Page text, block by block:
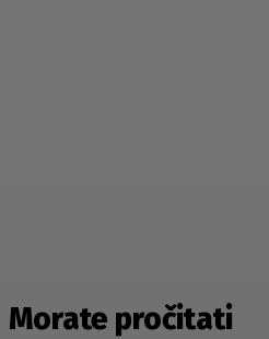
Morate pročitati